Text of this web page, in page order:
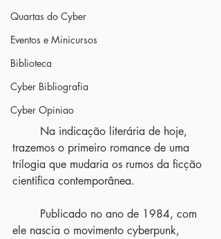
Quartas do Cyber
Eventos e Minicursos
Biblioteca
Cyber Bibliografia
Cyber Opiniao
trazemos o primeiro romance de uma
trilogia que mudaria os rumos da ficção
científica contemporânea.
ele nascia o movimento cyberpunk,